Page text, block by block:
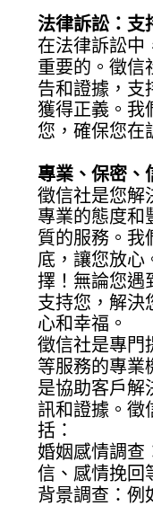
法律訴訟：支
在法律訴訟中
重要的。徵信
告和證據，支
獲得正義。我
您，確保您在
專業、保密、
徵信社是您解
專業的態度和
質的服務。我
底，讓您放心
擇！無論您遇
支持您，解決
心和幸福。
徵信社是專門
等服務的專業
是協助客戶解
訊和證據。徵
括：
婚姻感情調查
信、感情挽回
背景調查：例